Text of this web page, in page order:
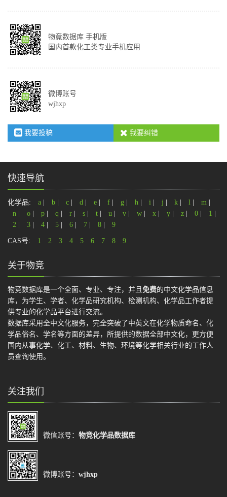
物竟数据库 手机版
国内首款化工类专业手机应用
微博账号
wjhxp
我要投稿 我要纠错
快速导航
化学品: a b c d e f g h i j k l m
n
o p q r s t u v w x y z 0 1
2
3 4 5 6 7 8 9
CAS号: 1 2 3 4 5 6 7 8 9
关于物竞
物竞数据库是一个全面、专业、专注，并且 免费的中文化学品信息
库，为学生、学者、化学品研究机构、检测机构、化学品工作者提
供专业的化学品平台进行交流。
数据库采用全中文化服务，完全突破了中英文在化学物质命名、化
学品俗名、学名等方面的差异，所提供的数据全部中文化，更方便
国内从事化学、化工、材料、生物、环境等化学相关行业的工作人
员查询使用。
关注我们
微信账号： 物竞化学品数据库
微博账号： wjhxp